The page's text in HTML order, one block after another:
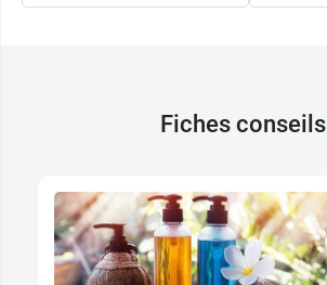
Fiches conseils